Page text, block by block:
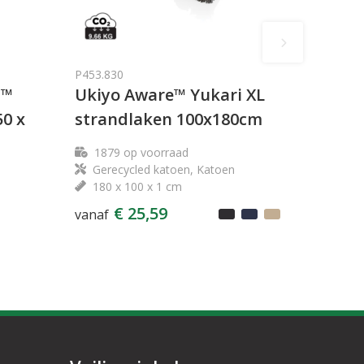
x
P453.830
Ukiyo Aware™ Yukari XL
strandlaken 100x180cm
1879 op voorraad
Gerecycled katoen, Katoen
180 x 100 x 1 cm
vanaf € 25,59